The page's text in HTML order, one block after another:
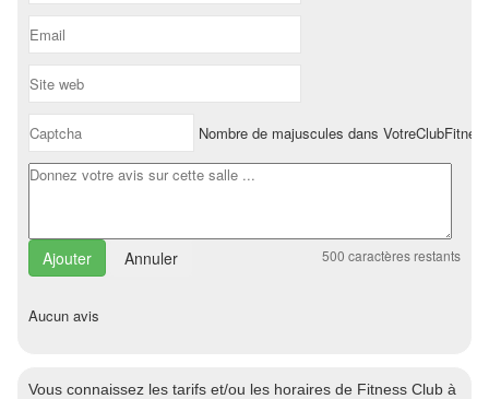
Nombre de majuscules dans
Annuler 500 caractères restants
Aucun avis
Vous connaissez les tarifs et/ou les horaires de Fitness Club à